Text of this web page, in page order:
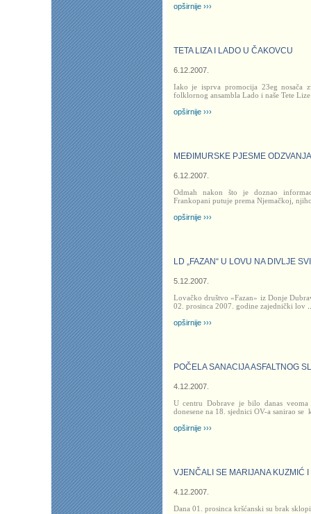
opširnije ›››
TETA LIZA I LADO U ČAKOVCU
6.12.2007.
Iako je isprva promocija 23eg nosača
folklornog ansambla Lado i naše Tete
opširnije ›››
MEĐIMURSKE PJESME
6.12.2007.
Odmah nakon što je doznao
Frankopani putuje prema Njemačkoj,
opširnije ›››
LD „FAZAN“ U LOVU NA DIVLJE
5.12.2007.
Lovačko društvo «Fazan» iz Donje
02. prosinca 2007. godine zajednički lov
opširnije ›››
POČELA SANACIJA ASFALTNOG
4.12.2007.
U centru Dobrave je bilo danas
donesene na 18. sjednici OV-a sanirao se
opširnije ›››
VJENČALI SE MARIJANA KUZMIĆ
4.12.2007.
Dana 01. prosinca kršćanski su brak sklopi